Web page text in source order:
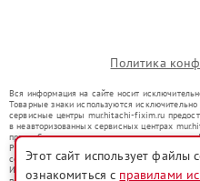
Политика
Вся информация на сайте носит
Товарные знаки используются
сервисные центры mur.hitachi-fixim.ru
в неавторизованных сервисных центрах
правообладателями товарных знаков или их
Ремонт осуществляется для устройств, уже
со статьей 1487 ГК РФ.
Использование товарных знаков не
Этот сайт использует файлы
ознакомиться с правилами